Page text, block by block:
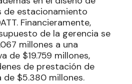
de estacionamiento
Financieramente,
de la gerencia se
millones a una
de $19.759 millones,
de prestación de
$5.380 millones.